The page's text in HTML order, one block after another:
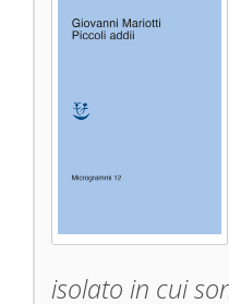
isolato in cui